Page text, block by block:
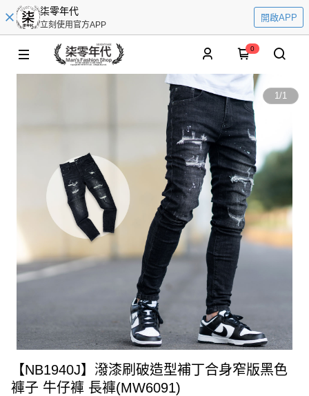
柒零年代
立刻使用官方APP
開啟APP
0
1/1
【NB1940J】潑漆刷破造型補丁合身窄版黑色
褲子 牛仔褲 長褲(MW6091)